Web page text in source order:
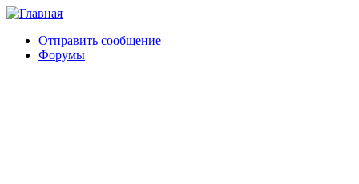
Отправить сообщение
Форумы